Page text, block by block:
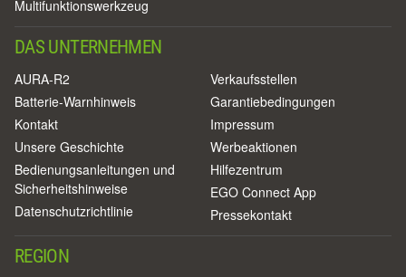
Multifunktionswerkzeug
DAS UNTERNEHMEN
AURA-R2
Batterie-Warnhinweis
Kontakt
Unsere Geschichte
Bedienungsanleitungen und
Sicherheitshinweise
Datenschutzrichtlinie
Verkaufsstellen
Garantiebedingungen
Impressum
Werbeaktionen
Hilfezentrum
EGO Connect App
Pressekontakt
REGION